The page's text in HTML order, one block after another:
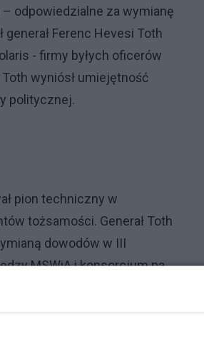
odpowiedzialne za wymianę
Ferenc Hevesi Toth
- firmy byłych oficerów
wyniósł umiejętność
politycznej.
pion techniczny w
tożsamości. Generał Toth
dowodów w III
MSWiA i konsorcjum na
w taki sposób, że